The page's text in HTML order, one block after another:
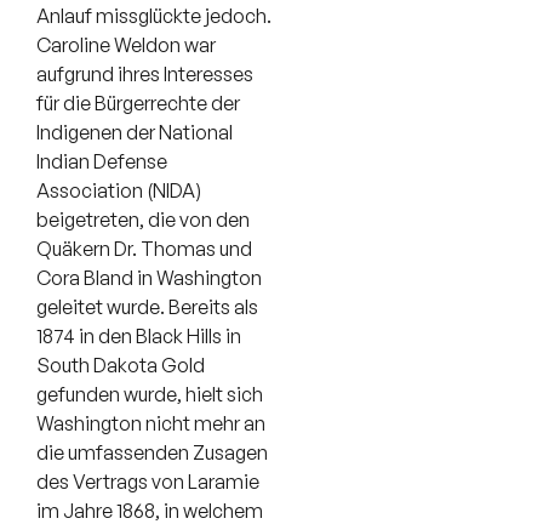
Anlauf missglückte jedoch.
Caroline Weldon war
aufgrund ihres Interesses
für die Bürgerrechte der
Indigenen der National
Indian Defense
Association (NIDA)
beigetreten, die von den
Quäkern Dr. Thomas und
Cora Bland in Washington
geleitet wurde. Bereits als
1874 in den Black Hills in
South Dakota Gold
gefunden wurde, hielt sich
Washington nicht mehr an
die umfassenden Zusagen
des Vertrags von Laramie
im Jahre 1868, in welchem